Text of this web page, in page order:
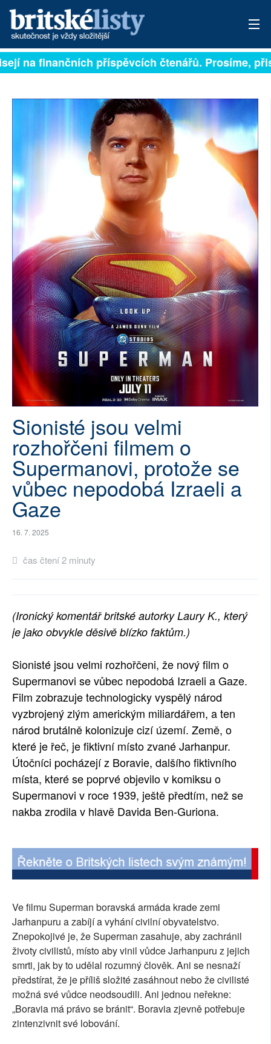
PŘIHLÁSIT
ROZHOVORY
TÉMATA
NEJČTENĚJŠÍ ZA 7 DNÍ
AUTOŘI
PŘÍSPĚVKY NA PROVOZ
SOCIÁLNÍ SÍTĚ
RUBRIKY
PLNÁ VERZE STRÁNEK
na finančních příspěvcích čtenářů. Prosíme,
Sionisté jsou velmi
rozhořčeni filmem o
Supermanovi, protože se
vůbec nepodobá Izraeli a
Gaze
16. 7. 2025
čas čtení 2 minuty
(Ironický komentář britské autorky Laury K., který
je jako obvykle děsivě blízko faktům.)
Sionisté jsou velmi rozhořčeni, že nový film o
Supermanovi se vůbec nepodobá Izraeli a Gaze.
Film zobrazuje technologicky vyspělý národ
vyzbrojený zlým americkým miliardářem, a ten
národ brutálně kolonizuje cizí území. Země, o
které je řeč, je fiktivní místo zvané Jarhanpur.
Útočníci pocházejí z Boravie, dalšího fiktivního
místa, které se poprvé objevilo v komiksu o
Supermanovi v roce 1939, ještě předtím, než se
nakba zrodila v hlavě Davida Ben-Guriona.
Ve filmu Superman boravská armáda krade zemi
Jarhanpuru a zabíjí a vyhání civilní obyvatelstvo.
Znepokojivé je, že Superman zasahuje, aby zachránil
životy civilistů, místo aby vinil vůdce Jarhanpuru z jejich
smrti, jak by to udělal rozumný člověk. Ani se nesnaží
předstírat, že je příliš složité zasáhnout nebo že civilisté
možná své vůdce neodsoudili. Ani jednou neřekne:
„Boravia má právo se bránit“. Boravia zjevně potřebuje
zintenzivnit své lobování.